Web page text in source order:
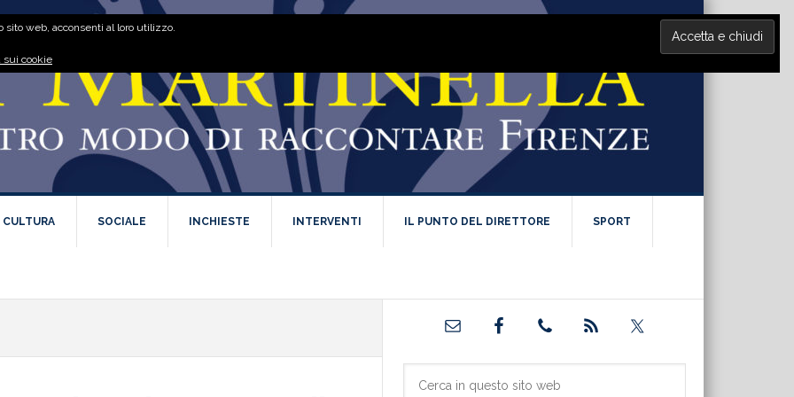
CULTURA SOCIALE INCHIESTE INTERVENTI IL PUNTO DEL DIRETTORE SPORT
Barra
primaria
web, acconsenti al loro utilizzo.
sui cookie